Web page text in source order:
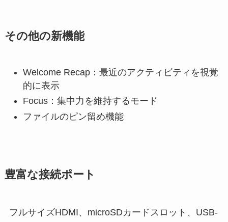
その他の新機能
Welcome Recap：最近のアクティビティを視覚
的に表示
Focus：集中力を維持するモード
ファイルのピン留め機能
豊富な接続ポート
フルサイズHDMI、microSDカードスロット、USB-